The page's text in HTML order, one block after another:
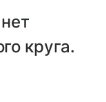
круга.